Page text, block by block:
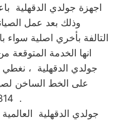
اجهزة جولدي الدقهلية
وذلك بعد عمل
التالفة بأخري اصلية سواء
انها الخدمة المتوقعة
جولدي الدقهلية ، نغطي
على الخط الساخن
01095999314 .
جولدي الدقهلية